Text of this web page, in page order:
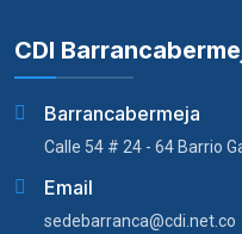
CDI
Barrancabermeja
Calle 54 # 24 - 64 Barrio
Email
sedebarranca@cdi.net.co